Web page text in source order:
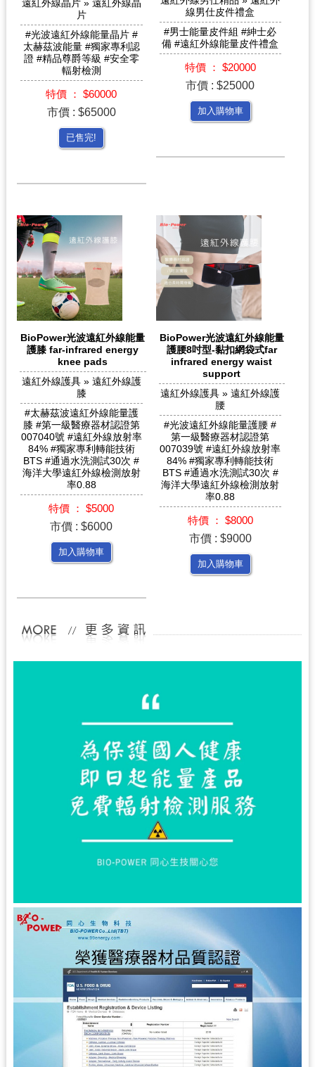
遠紅外線晶片 » 遠紅外線晶
片
#光波遠紅外線能量晶片 #
太赫茲波能量 #獨家專利認
證 #精品尊爵等級 #安全零
輻射檢測
特價 ： $60000
市價 : $65000
已售完!
線男仕皮件禮盒
#男士能量皮件組 #紳士必
備 #遠紅外線能量皮件禮盒
特價 ： $20000
市價 : $25000
加入購物車
BioPower光波遠紅外線能量
護膝 far-infrared energy
knee pads
遠紅外線護具 » 遠紅外線護
膝
#太赫茲波遠紅外線能量護
膝 #第一級醫療器材認證第
007040號 #遠紅外線放射率
84% #獨家專利轉能技術
BTS #通過水洗測試30次 #
海洋大學遠紅外線檢測放射
率0.88
特價 ： $5000
市價 : $6000
加入購物車
BioPower光波遠紅外線能量
護腰8吋型-黏扣網袋式far
infrared energy waist
support
遠紅外線護具 » 遠紅外線護
腰
#光波遠紅外線能量護腰 #
第一級醫療器材認證第
007039號 #遠紅外線放射率
84% #獨家專利轉能技術
BTS #通過水洗測試30次 #
海洋大學遠紅外線檢測放射
率0.88
特價 ： $8000
市價 : $9000
加入購物車